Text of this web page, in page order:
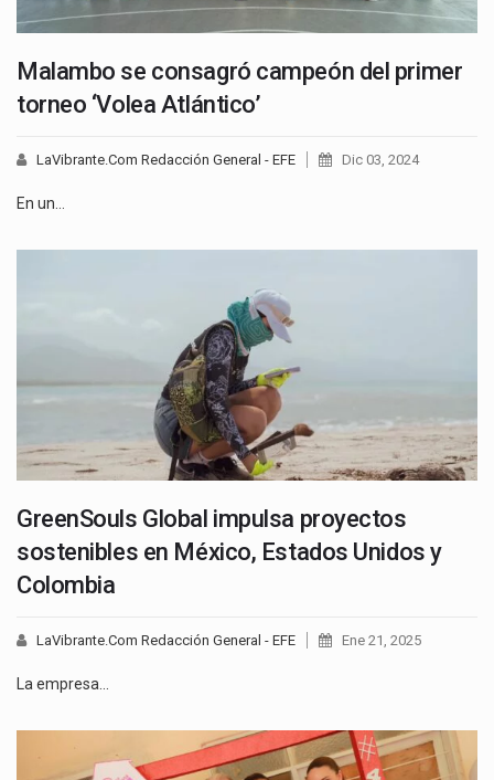
Malambo se consagró campeón del primer
torneo ‘Volea Atlántico’
LaVibrante.Com Redacción General - EFE Dic 03, 2024
En un…
GreenSouls Global impulsa proyectos
sostenibles en México, Estados Unidos y
Colombia
LaVibrante.Com Redacción General - EFE Ene 21, 2025
La empresa…